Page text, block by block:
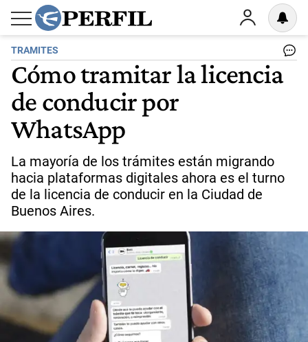
TRAMITES
Cómo tramitar la licencia
de conducir por
WhatsApp
La mayoría de los trámites están migrando
hacia plataformas digitales ahora es el turno
de la licencia de conducir en la Ciudad de
Buenos Aires.